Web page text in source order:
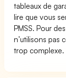
tableaux de
lire que vous
PMSS. Pour
n’utilisons pas
trop complexe.